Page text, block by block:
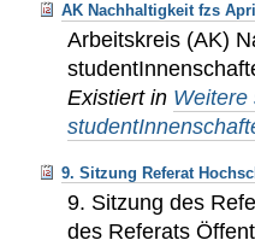
AK Nachhaltigkeit fzs
Arbeitskreis (AK)
Existiert in Weitere
9. Sitzung Referat
9. Sitzung des
des Referats